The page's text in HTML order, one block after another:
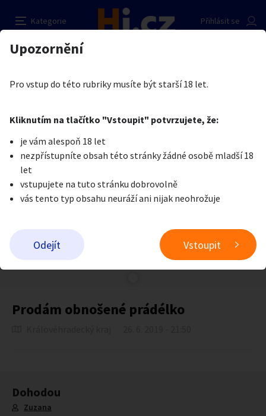
Kategorie
Přihlásit se
Auto-moto
Reality a bydlení Seznamka
Zvířata
Stroje a nářadí PC a elektro Sport a hobby
Sběratelství
Přidat inzerát
Erotika
Je nám líto, ale tenhle inzerát již není aktuální.
Prodám obnošené prádélko
Dohodou
Zuzana
Prodám obnošené prádélko
Prodávající
Pošlete uživateli zprávu
Nahlásit inzerát
Upozornění
Pro vstup do této rubriky musíte být starší 18 let.
Kliknutím na tlačítko "Vstoupit" potvrzujete, že:
je vám alespoň 18 let
nezpřístupníte obsah této stránky žádné osobě mladší 18
let
vstupujete na tuto stránku dobrovolně
vás tento typ obsahu neuráží ani nijak neohrožuje
Odejít Vstoupit